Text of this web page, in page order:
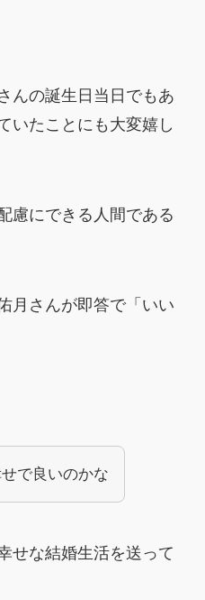
んの誕生日当日でもあ
いたことにも大変嬉し
慮にできる人間である
月さんが即答で「いい
で良いのかな
せな結婚生活を送って